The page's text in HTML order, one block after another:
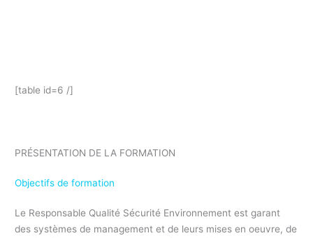
[table id=6 /]
PRÉSENTATION DE LA FORMATION
Objectifs de formation
Le Responsable Qualité Sécurité Environnement est garant
des systèmes de management et de leurs mises en oeuvre, de